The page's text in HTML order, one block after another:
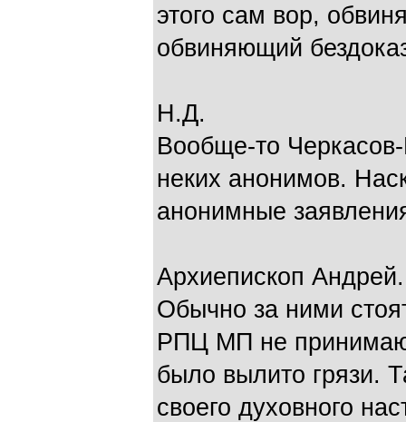
этого сам вор,
обвиняющий
Н.Д.
Вообще-то Черкасов-
неких анонимов.
анонимные
Архиепископ Андрей.
Обычно за ними
РПЦ МП не
было вылито грязи.
своего духовного